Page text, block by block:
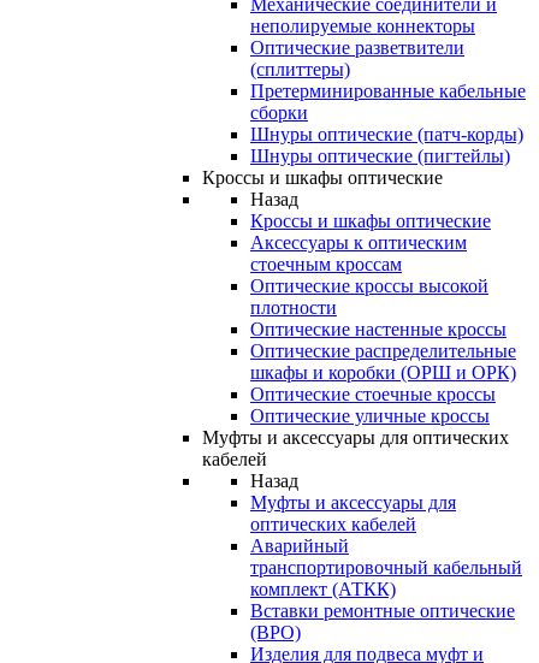
Механические соединители и
неполируемые коннекторы
Оптические разветвители
(сплиттеры)
Претерминированные кабельные
сборки
Шнуры оптические (патч-корды)
Шнуры оптические (пигтейлы)
Кроссы и шкафы оптические
Назад
Кроссы и шкафы оптические
Аксессуары к оптическим
стоечным кроссам
Оптические кроссы высокой
плотности
Оптические настенные кроссы
Оптические распределительные
шкафы и коробки (ОРШ и ОРК)
Оптические стоечные кроссы
Оптические уличные кроссы
Муфты и аксессуары для оптических
кабелей
Назад
Муфты и аксессуары для
оптических кабелей
Аварийный
транспортировочный кабельный
комплект (АТКК)
Вставки ремонтные оптические
(ВРО)
Изделия для подвеса муфт и